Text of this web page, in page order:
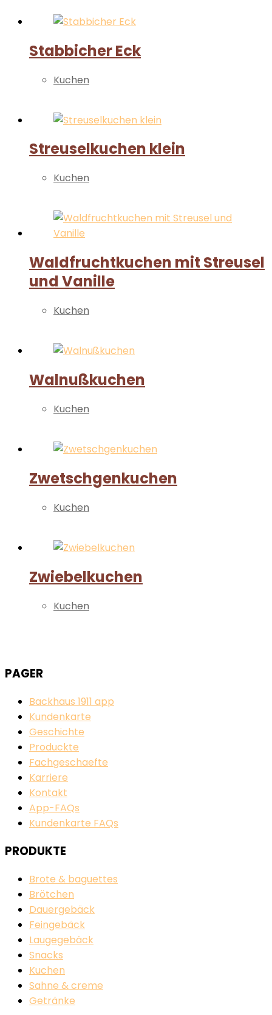
Stabbicher Eck
Kuchen
Streuselkuchen klein
Kuchen
Waldfruchtkuchen mit Streusel
und Vanille
Kuchen
Walnußkuchen
Kuchen
Zwetschgenkuchen
Kuchen
Zwiebelkuchen
Kuchen
PAGER
Backhaus 1911 app
Kundenkarte
Geschichte
Produckte
Fachgeschaefte
Karriere
Kontakt
App-FAQs
Kundenkarte FAQs
PRODUKTE
Brote & baguettes
Brötchen
Dauergebäck
Feingebäck
Laugegebäck
Snacks
Kuchen
Sahne & creme
Getränke